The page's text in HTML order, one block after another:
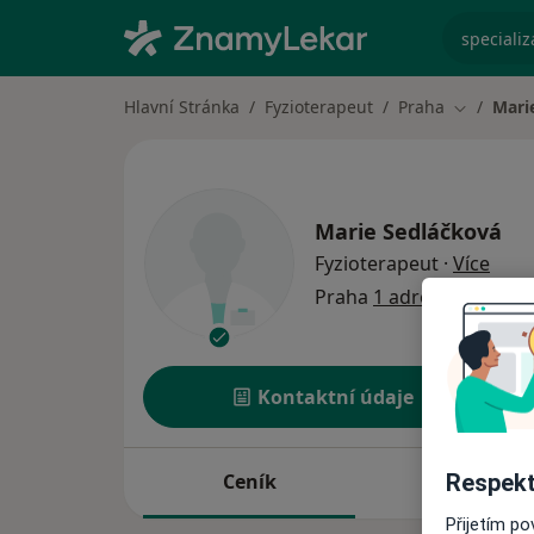
Hlavní Stránka Fyzioterapeut Praha Změna
Marie Sedláčková
Fyzioterapeut · Víceo
Praha 1 adresa
Kontaktní údaje
Ceník Adresy
Přijetím